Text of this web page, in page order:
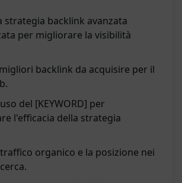
strategia backlink avanzata
per migliorare la visibilità
backlink da acquisire per il
del [KEYWORD] per
l'efficacia della strategia
organico e la posizione nei